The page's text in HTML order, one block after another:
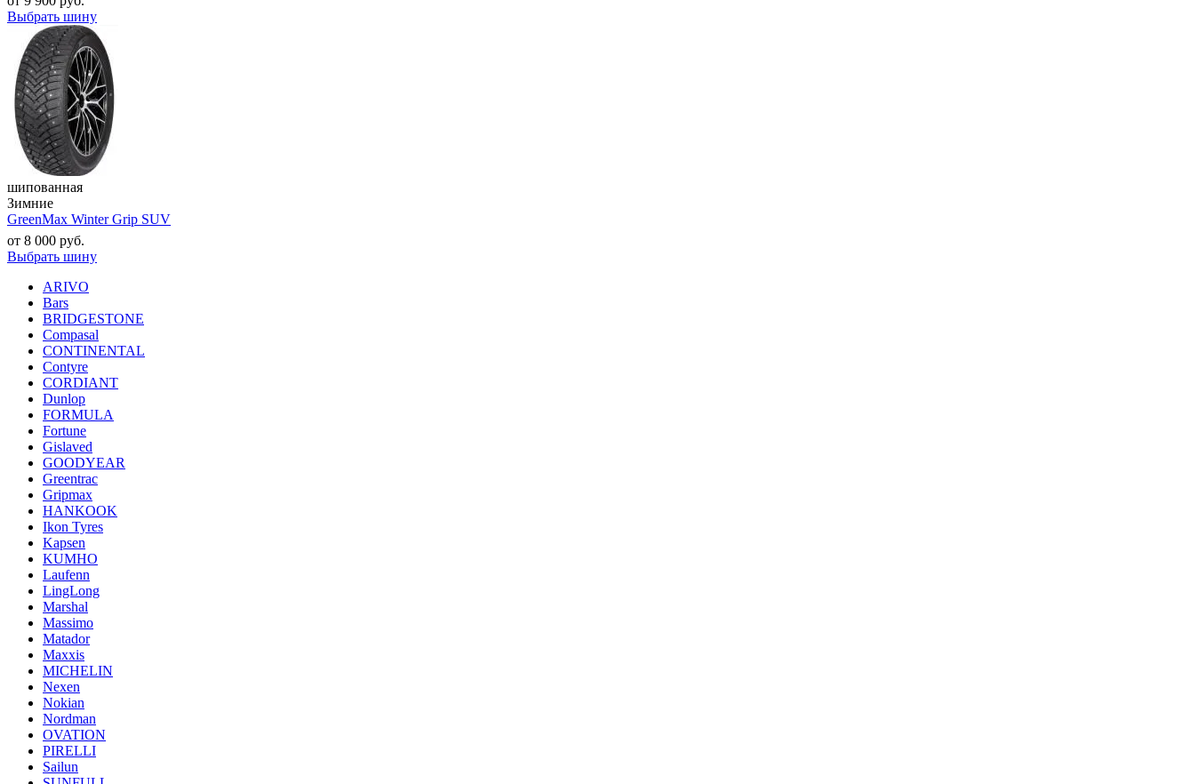
Выбрать шину
шипованная
Зимние
GreenMax Winter Grip SUV
от 8 000 руб.
Выбрать шину
ARIVO
Bars
BRIDGESTONE
Compasal
CONTINENTAL
Contyre
CORDIANT
Dunlop
FORMULA
Fortune
Gislaved
GOODYEAR
Greentrac
Gripmax
HANKOOK
Ikon Tyres
Kapsen
KUMHO
Laufenn
LingLong
Marshal
Massimo
Matador
Maxxis
MICHELIN
Nexen
Nokian
Nordman
OVATION
PIRELLI
Sailun